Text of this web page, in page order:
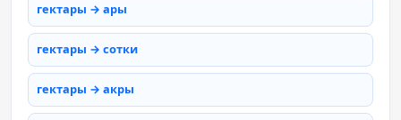
гектары → ары
гектары → сотки
гектары → акры